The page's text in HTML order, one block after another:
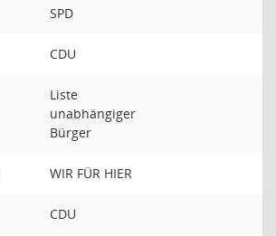
SPD
CDU
Liste
unabhängiger
Bürger
WIR FÜR HIER
CDU